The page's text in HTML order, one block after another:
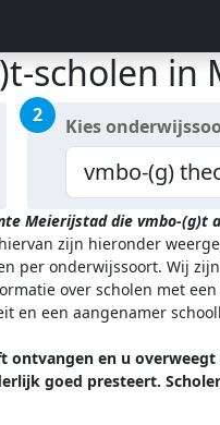
scholen in
2 Kies
Meierijstad die vmbo-(g)t
zijn hieronder
per onderwijssoort. Wij
over scholen met
en een aangenamer
ontvangen en u
goed presteert.